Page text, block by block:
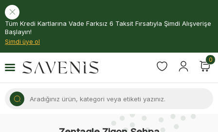
Tüm Kredi Kartlarına Vade Farksız 6 Taksit Fırsatıyla Şimdi Alışverişe
Başlayın!
Şimdi üye ol
0